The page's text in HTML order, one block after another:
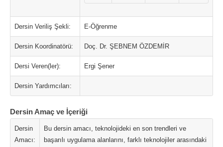
Dersin Veriliş Şekli: E-Öğrenme
Dersin Koordinatörü: Doç. Dr. ŞEBNEM ÖZDEMİR
Dersi Veren(ler): Ergi Şener
Dersin Yardımcıları:
Dersin Amaç ve İçeriği
Dersin
Amacı:
Bu dersin amacı, teknolojideki en son trendleri ve
başarılı uygulama alanlarını, farklı teknolojiler arasındaki